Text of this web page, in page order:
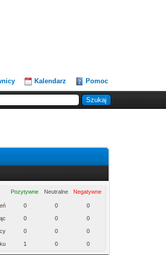
Kalendarz Pomoc
Pozytywne Neutralne Negatywne
0 0 0
0 0 0
0 0 0
1 0 0